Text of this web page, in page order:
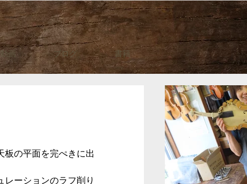
動画 ブログ 書籍
板の平面を完ぺきに出
ーションのラフ削り